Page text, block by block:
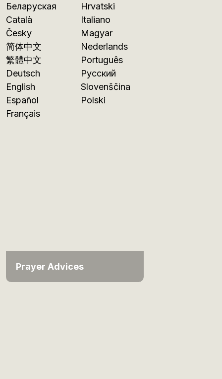
Беларуская
Català
Česky
简体中文
繁體中文
Deutsch
English
Español
Français
Hrvatski
Italiano
Magyar
Nederlands
Português
Русский
Slovenščina
Polski
Prayer Advices